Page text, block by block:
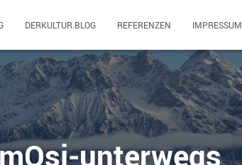
DERKULTUR.BLOG REFERENZEN IMPRESSUM
unterwegs